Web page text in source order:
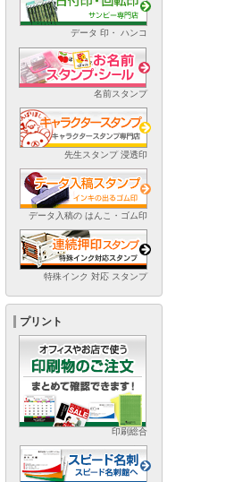
データ 印・ ハンコ
名前スタンプ
先生スタンプ 浸透印
データ入稿の はんこ・ゴム印
特殊インク 対応 スタンプ
プリント
印刷総合